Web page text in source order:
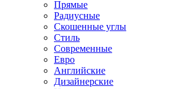
Прямые
Радиусные
Скошенные углы
Стиль
Современные
Евро
Английские
Дизайнерские